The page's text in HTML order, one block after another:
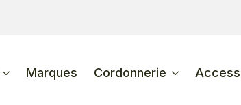
Marques Cordonnerie